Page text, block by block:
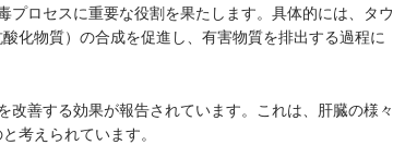
プロセスに重要な役割を果たします。具体的には、タウ
化物質）の合成を促進し、有害物質を排出する過程に
改善する効果が報告されています。これは、肝臓の様々
考えられています。